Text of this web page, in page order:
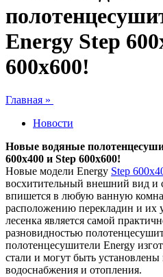
Energy Step
600x600!
Главная »
Новости
Новые водяные
600x400 и Step 600x600!
Новые модели Energy Step
восхитительный внешний вид и
впишется в любую ванную
расположению перекладин и их
лесенка является самой
разновидностью
полотенцесушители Energy
стали и могут быть
водоснабжения и отопления.